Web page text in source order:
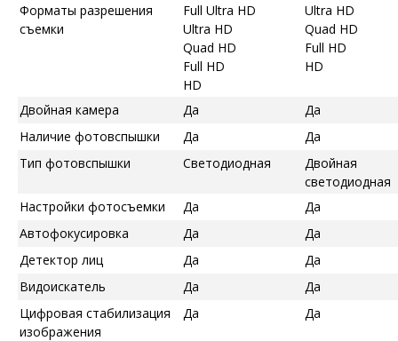
Форматы разрешения
съемки
Full Ultra HD
Ultra HD
Quad HD
Full HD
HD
Ultra HD
Quad HD
Full HD
HD
Двойная камера Да
Да
Наличие фотовспышки
Да
Да
Тип фотовспышки
Светодиодная
Двойная
светодиодная
Настройки фотосъемки
Да
Да
Автофокусировка
Да
Да
Детектор лиц
Да
Да
Видоискатель
Да
Да
Цифровая стабилизация
изображения
Да Да